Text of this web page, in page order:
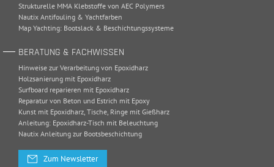
Strukturelle MMA Klebstoffe von AEC Polymers
Nautix Antifouling & Yachtfarben
Map Yachting: Bootslack & Beschichtungssysteme
BERATUNG & FACHWISSEN
Hinweise zur Verarbeitung von Epoxidharz
Holzsanierung mit Epoxidharz
Surfboard reparieren mit Epoxidharz
Reparatur von Beton und Estrich mit Epoxy
Kunst mit Epoxidharz, Tische, Ringe mit Gießharz
Anleitung: Epoxidharz-Tisch mit Beleuchtung
Nautix Anleitung zur Bootsbeschichtung
Zum Newsletter